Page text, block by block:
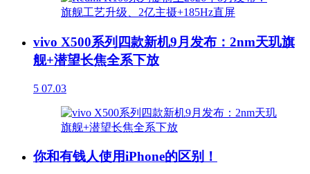
vivo X500系列四款新机9月发布：2nm天玑旗
舰+潜望长焦全系下放
5 07.03
你和有钱人使用iPhone的区别！